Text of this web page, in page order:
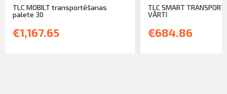
TLC MOBILT transportēšanas
palete 30
€1,167.65
TLC SMART
VĀRTI
€684.86